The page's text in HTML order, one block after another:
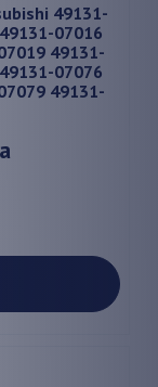
49131-
07016
49131-
07076
49131-